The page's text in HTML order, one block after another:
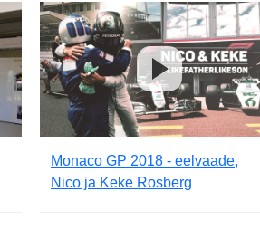
Monaco GP 2018 - eelvaade,
Nico ja Keke Rosberg